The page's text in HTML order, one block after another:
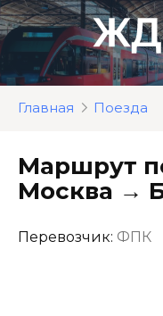
Перейти
к
контенту
Главная Поезда
Маршрут
Москва →
Перевозчик: ФПК